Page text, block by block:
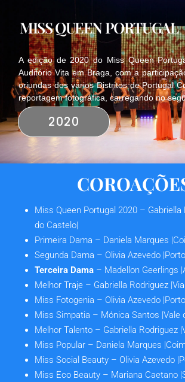
MISS QUEEN PORTUGAL
A edição de 2020 do Miss Queen
Auditório Vita em Braga, com a
oriundas dos vários Distritos de Portugal
reportagem fotográfica, carregando no
2020
Miss Queen Portugal 2020 – Gabriella
do Castelo|
Primeira Dama – Daniela Marques
Segunda Dama – Olivia Azevedo |Porto|
Terceira Dama – Madellon Geerlings
Melhor Traje – Gabriella Rodriguez
Miss Fotogenia – Olivia Azevedo |Porto|
Miss Simpatia – Mónica Santos |Vale
Melhor Talento – Gabriella Rodriguez
Miss Popular – Daniela Marques
Miss Social Beauty – Olivia Azevedo
Miss Eco Beauty – Mariana Caetano